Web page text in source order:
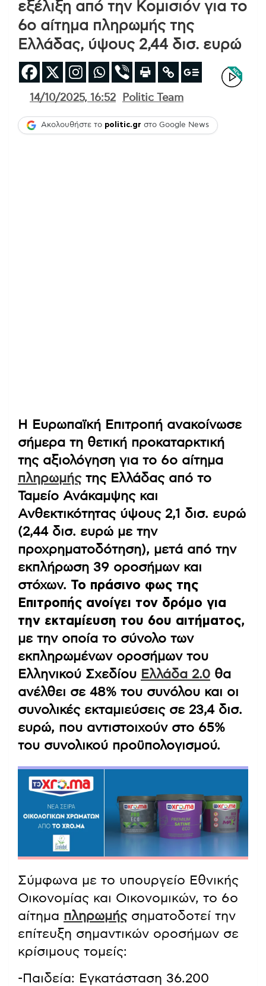
εξέλιξη από την Κομισιόν για το
6ο αίτημα πληρωμής της
Ελλάδας, ύψους 2,44 δισ. ευρώ
14/10/2025, 16:52 Politic Team
Ακολουθήστε το politic.gr στο Google News
Η Ευρωπαϊκή Επιτροπή ανακοίνωσε
σήμερα τη θετική προκαταρκτική
της αξιολόγηση για το 6ο αίτημα
πληρωμήςτης Ελλάδας από το
Ταμείο Ανάκαμψης και
Ανθεκτικότητας ύψους 2,1 δισ. ευρώ
(2,44 δισ. ευρώ με την
προχρηματοδότηση), μετά από την
εκπλήρωση 39 οροσήμων και
στόχων. Το πράσινο φως της
Επιτροπής ανοίγει τον δρόμο για
την εκταμίευση του 6ου αιτήματος,
με την οποία το σύνολο των
εκπληρωμένων οροσήμων του
Ελληνικού Σχεδίου Ελλάδα 2.0 θα
ανέλθει σε 48% του συνόλου και οι
συνολικές εκταμιεύσεις σε 23,4 δισ.
ευρώ, που αντιστοιχούν στο 65%
του συνολικού προϋπολογισμού.
Σύμφωνα με το υπουργείο Εθνικής
Οικονομίας και Οικονομικών, το 6ο
αίτημα πληρωμήςσηματοδοτεί την
επίτευξη σημαντικών οροσήμων σε
κρίσιμους τομείς:
-Παιδεία: Εγκατάσταση 36.200